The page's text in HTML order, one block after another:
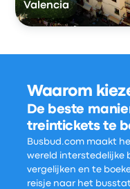
Valencia
Waarom
De beste
treintickets te
Busbud.com maakt
wereld interstedelijke
vergelijken en te
reisje naar het